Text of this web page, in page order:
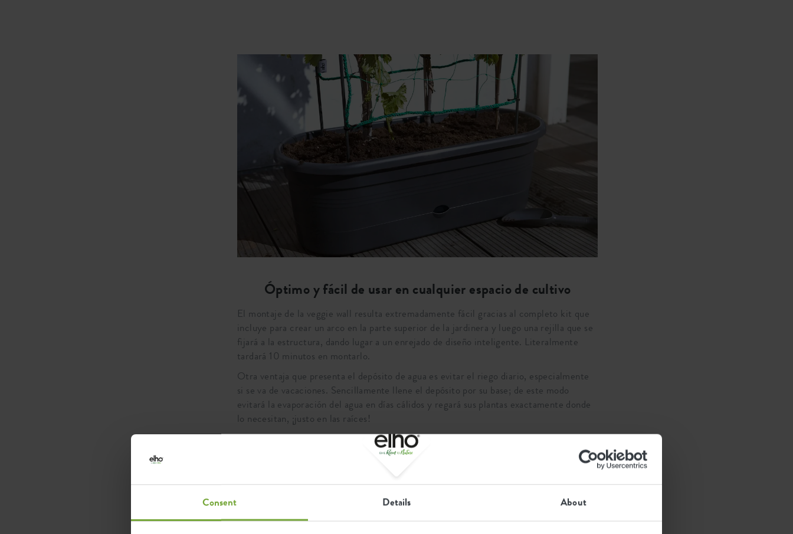
Consent Details About
Óptimo y fácil de usar en cualquier espacio de cultivo
El montaje de la veggie wall resulta extremadamente fácil gracias al completo kit que
incluye para crear un arco en la parte superior de la jardinera y luego una rejilla que se
fijará a la estructura, dando lugar a un enrejado de diseño inteligente. Literalmente
tardará 10 minutos en montarlo.
Otra ventaja que presenta el depósito de agua es evitar el riego diario, especialmente
si se va de vacaciones. Sencillamente llene el depósito por su base; de este modo
evitará la evaporación del agua en días cálidos y regará sus plantas exactamente donde
lo necesitan, ¡justo en las raíces!